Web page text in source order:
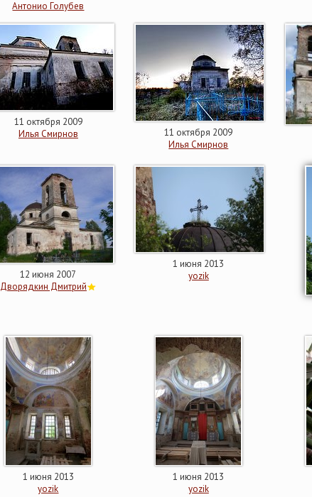
Антонио Голубев
11 октября 2009
Илья Смирнов
11 октября 2009
Илья Смирнов
12 июня 2007
Дворядкин Дмитрий
1 июня 2013
yozik
1 июня 2013
yozik
1 июня 2013
yozik